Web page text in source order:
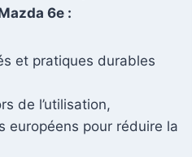
6e :
et pratiques durables
de l’utilisation,
européens pour réduire la